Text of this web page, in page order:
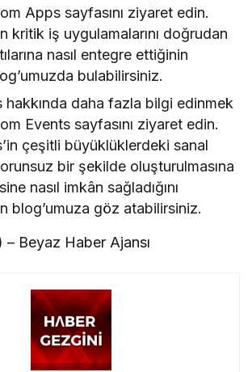
Apps sayfasını ziyaret edin.
kritik iş uygulamalarını doğrudan
nasıl entegre ettiğinin
bulabilirsiniz.
hakkında daha fazla bilgi edinmek
Events sayfasını ziyaret edin.
çeşitli büyüklüklerdeki sanal
bir şekilde oluşturulmasına
nasıl imkân sağladığını
blog’umuza göz atabilirsiniz.
Beyaz Haber Ajansı